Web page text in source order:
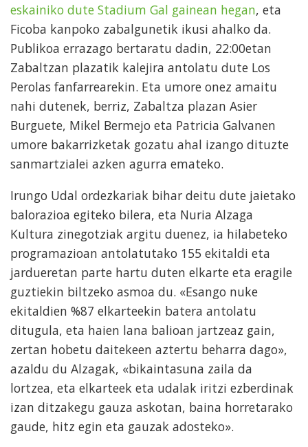
eskainiko dute Stadium Gal gainean hegan, eta
Ficoba kanpoko zabalgunetik ikusi ahalko da.
Publikoa errazago bertaratu dadin, 22:00etan
Zabaltzan plazatik kalejira antolatu dute Los
Perolas fanfarrearekin. Eta umore onez amaitu
nahi dutenek, berriz, Zabaltza plazan Asier
Burguete, Mikel Bermejo eta Patricia Galvanen
umore bakarrizketak gozatu ahal izango dituzte
sanmartzialei azken agurra emateko.
Irungo Udal ordezkariak bihar deitu dute jaietako
balorazioa egiteko bilera, eta Nuria Alzaga
Kultura zinegotziak argitu duenez, ia hilabeteko
programazioan antolatutako 155 ekitaldi eta
jardueretan parte hartu duten elkarte eta eragile
guztiekin biltzeko asmoa du. «Esango nuke
ekitaldien %87 elkarteekin batera antolatu
ditugula, eta haien lana balioan jartzeaz gain,
zertan hobetu daitekeen aztertu beharra dago»,
azaldu du Alzagak, «bikaintasuna zaila da
lortzea, eta elkarteek eta udalak iritzi ezberdinak
izan ditzakegu gauza askotan, baina horretarako
gaude, hitz egin eta gauzak adosteko».